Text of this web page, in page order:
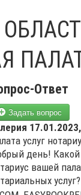
Ответ
Задать вопрос
услуг
день! Какой
вашей
услуг?